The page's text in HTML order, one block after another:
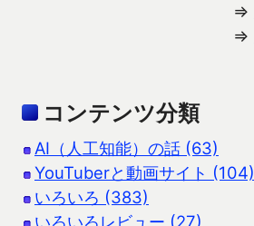
⇒
⇒
コンテンツ分類
AI（人工知能）の話 (63)
YouTuberと動画サイト (104)
いろいろ (383)
いろいろレビュー (27)